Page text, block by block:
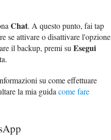
Chat. A questo punto, fai tap
se attivare o disattivare l'opzione
il backup, premi suEsegui
su come effettuare
la mia guidacome fare